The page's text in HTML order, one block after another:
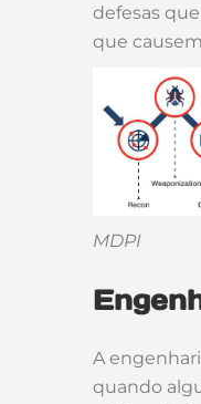
defesas
que
MDPI
A
quando